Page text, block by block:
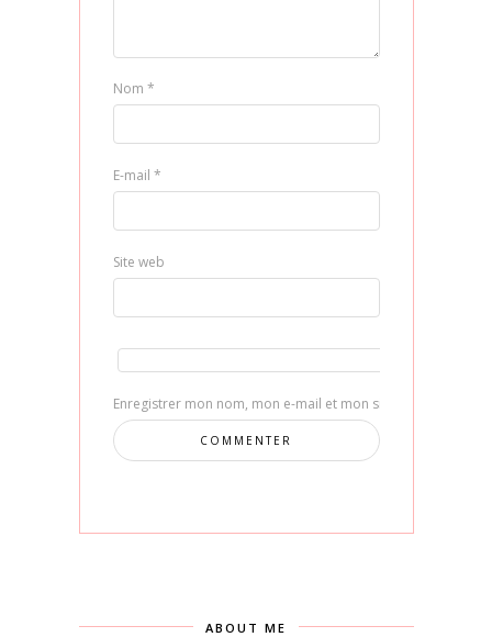
Nom *
E-mail *
Site web
Enregistrer mon nom, mon e-mail et mon site dans le
ABOUT ME